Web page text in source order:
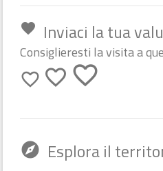
favorite Inviaci la tua
Consiglieresti la visita a
favorite_border favorite_border favorite_border
explore Esplora il